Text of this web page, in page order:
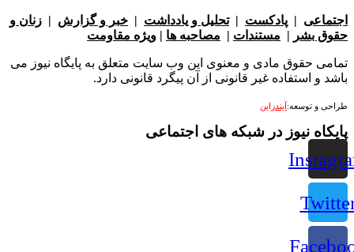
|پادکست|تحلیل و یادداشت|خبر و گزارش| زنان و
بشر| مستندات|مصاحبه ها|ویژه مقاومت
حقوق مادی و معنوی این وب سایت متعلق به پایگاه نیوز می
استفاده غیر قانونی از آن پیگرد قانونی دارد.
توسعه: آیندزاین
نیوز در شبکه های اجتماعی